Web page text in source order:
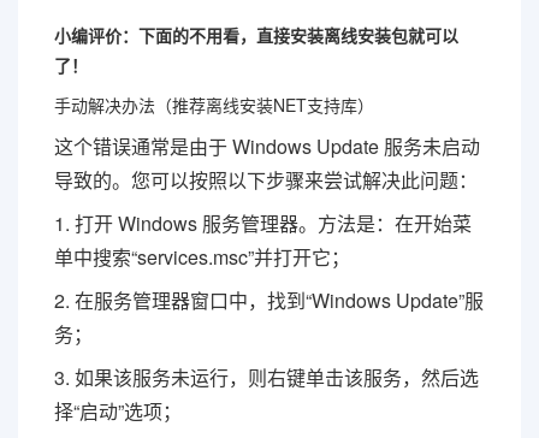
小编评价：下面的不用看，直接安装离线安装包就可以
了！
手动解决办法（推荐离线安装NET支持库）
这个错误通常是由于 Windows Update 服务未启动
导致的。您可以按照以下步骤来尝试解决此问题：
1. 打开 Windows 服务管理器。方法是：在开始菜
单中搜索“services.msc”并打开它；
2. 在服务管理器窗口中，找到“Windows Update”服
务；
3. 如果该服务未运行，则右键单击该服务，然后选
择“启动”选项；